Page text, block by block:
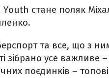
Youth стане поляк
та все, що з
зібрано усе важливе
поєдинків –